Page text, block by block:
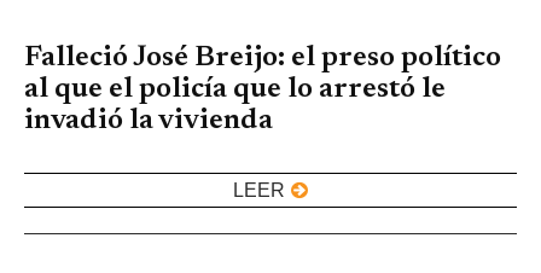
Falleció José Breijo: el preso político
al que el policía que lo arrestó le
invadió la vivienda
LEER